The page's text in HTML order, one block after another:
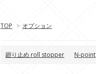
TOP > オプション
廻り止め roll stopper N-point